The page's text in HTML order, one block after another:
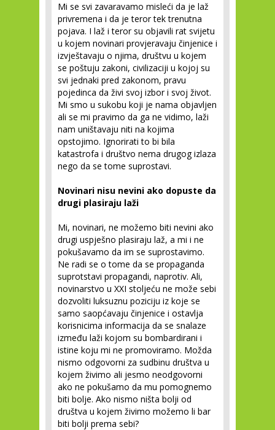
Mi se svi zavaravamo misleći da je laž
privremena i da je teror tek trenutna
pojava. I laž i teror su objavili rat svijetu
u kojem novinari provjeravaju činjenice i
izvještavaju o njima, društvu u kojem
se poštuju zakoni, civilizaciji u kojoj su
svi jednaki pred zakonom, pravu
pojedinca da živi svoj izbor i svoj život.
Mi smo u sukobu koji je nama objavljen
ali se mi pravimo da ga ne vidimo, laži
nam uništavaju niti na kojima
opstojimo. Ignorirati to bi bila
katastrofa i društvo nema drugog izlaza
nego da se tome suprostavi.
Novinari nisu nevini ako dopuste da
drugi plasiraju laži
Mi, novinari, ne možemo biti nevini ako
drugi uspješno plasiraju laž, a mi i ne
pokušavamo da im se suprostavimo.
Ne radi se o tome da se propaganda
suprotstavi propagandi, naprotiv. Ali,
novinarstvo u XXI stoljeću ne može sebi
dozvoliti luksuznu poziciju iz koje se
samo saopćavaju činjenice i ostavlja
korisnicima informacija da se snalaze
između laži kojom su bombardirani i
istine koju mi ne promoviramo. Možda
nismo odgovorni za sudbinu društva u
kojem živimo ali jesmo neodgovorni
ako ne pokušamo da mu pomognemo
biti bolje. Ako nismo ništa bolji od
društva u kojem živimo možemo li bar
biti bolji prema sebi?